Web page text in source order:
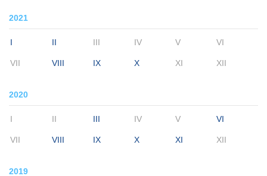
2021
I II III IV V VI
VII VIII IX X XI XII
2020
I II III IV V VI
VII VIII IX X XI XII
2019